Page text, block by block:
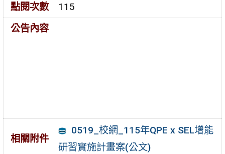
點閱次數
115
公告內容
相關附件
0519_校網_115年QPE x SEL增能
研習實施計畫案(公文)